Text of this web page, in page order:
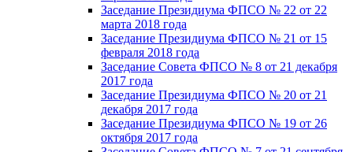
Заседание Президиума ФПСО № 22 от 22
марта 2018 года
Заседание Президиума ФПСО № 21 от 15
февраля 2018 года
Заседание Совета ФПСО № 8 от 21 декабря
2017 года
Заседание Президиума ФПСО № 20 от 21
декабря 2017 года
Заседание Президиума ФПСО № 19 от 26
октября 2017 года